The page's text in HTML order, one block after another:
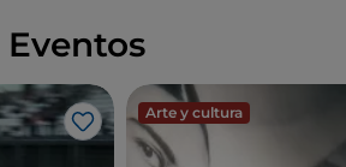
Eventos
Me gusta
Arte y cultura